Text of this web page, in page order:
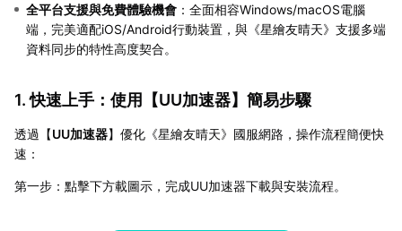
全平台支援與免費體驗機會 ：全面相容Windows/macOS電腦
端，完美適配iOS/Android行動裝置，與《星繪友晴天》支援多端
資料同步的特性高度契合。
1. 快速上手：使用【UU加速器】簡易步驟
透過【UU加速器】優化《星繪友晴天》國服網路，操作流程簡便快
速：
第一步：點擊下方載圖示，完成UU加速器下載與安裝流程。